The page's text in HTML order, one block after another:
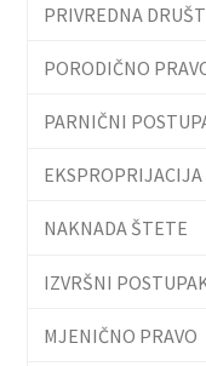
PRIVREDNA
PORODIČNO
PARNIČNI
EKSPROPRIJACIJA
NAKNADA ŠTETE
IZVRŠNI
MJENIČNO PRAVO